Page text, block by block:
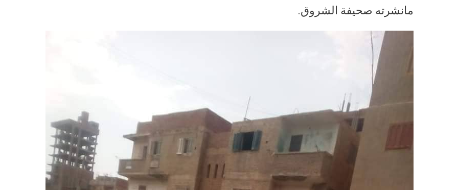
مانشرته صحيفة الشروق.